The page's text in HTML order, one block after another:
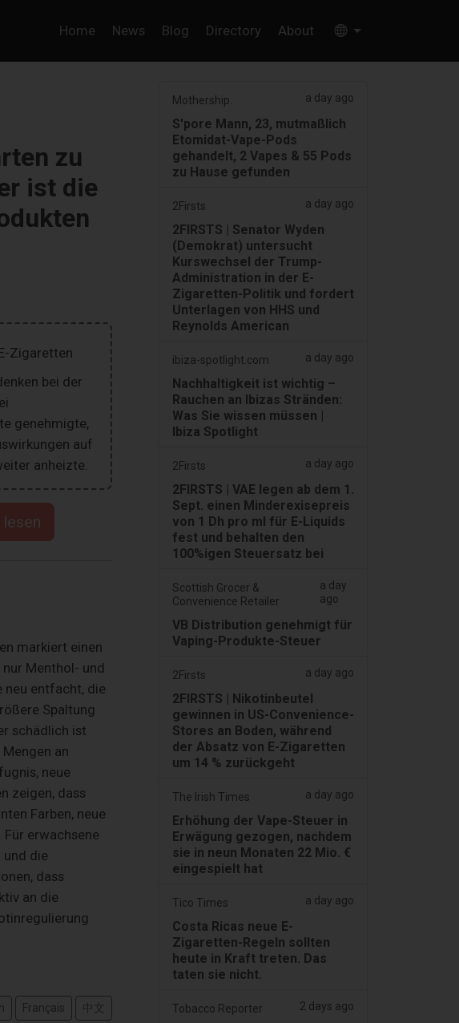
Home News Blog Directory About
zu
ist die
Zigaretten
bei der
genehmigte,
auf
anheizte.
markiert einen
Menthol- und
neu entfacht, die
Spaltung
schädlich ist
an
neue
zeigen, dass
Farben, neue
erwachsene
und die
dass
an die
Français 中文
Mothership. a day ago
S'pore Mann, 23, mutmaßlich
Etomidat-Vape-Pods
gehandelt, 2 Vapes & 55 Pods
zu Hause gefunden
2Firsts a day ago
2FIRSTS | Senator Wyden
(Demokrat) untersucht
Kurswechsel der Trump-
Administration in der E-
Zigaretten-Politik und fordert
Unterlagen von HHS und
Reynolds American
ibiza-spotlight.com a day ago
Nachhaltigkeit ist wichtig –
Rauchen an Ibizas Stränden:
Was Sie wissen müssen |
Ibiza Spotlight
2Firsts a day ago
2FIRSTS | VAE legen ab dem 1.
Sept. einen Minderexisepreis
von 1 Dh pro ml für E-Liquids
fest und behalten den
100%igen Steuersatz bei
Scottish Grocer &
Convenience Retailer
a day
ago
VB Distribution genehmigt für
Vaping-Produkte-Steuer
2Firsts a day ago
2FIRSTS | Nikotinbeutel
gewinnen in US-Convenience-
Stores an Boden, während
der Absatz von E-Zigaretten
um 14 % zurückgeht
The Irish Times a day ago
Erhöhung der Vape-Steuer in
Erwägung gezogen, nachdem
sie in neun Monaten 22 Mio. €
eingespielt hat
Tico Times a day ago
Costa Ricas neue E-
Zigaretten-Regeln sollten
heute in Kraft treten. Das
taten sie nicht.
Tobacco Reporter 2 days ago